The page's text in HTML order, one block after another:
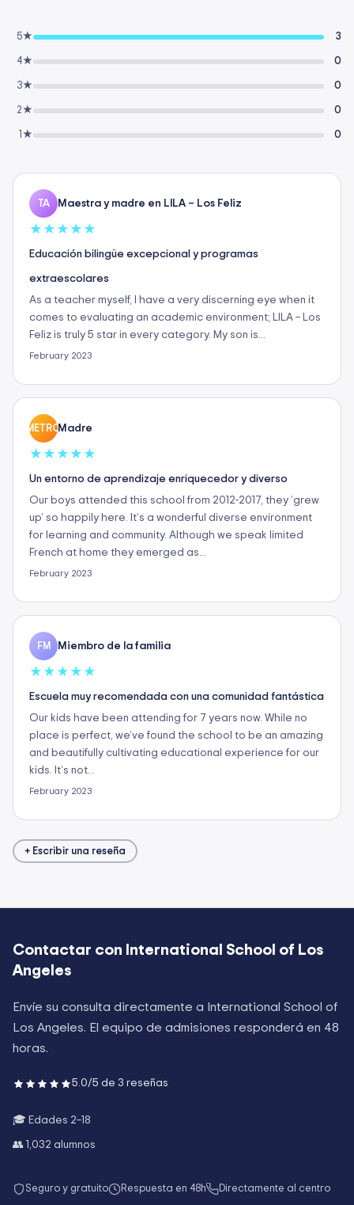
5★ 3
4★ 0
3★ 0
2★ 0
1★ 0
TA Maestra y madre en LILA – Los Feliz
★ ★ ★ ★ ★
Educación bilingüe excepcional y programas
extraescolares
As a teacher myself, I have a very discerning eye when it
comes to evaluating an academic environment; LILA – Los
Feliz is truly 5 star in every category. My son is…
February 2023
METROMadre
★ ★ ★ ★ ★
Un entorno de aprendizaje enriquecedor y diverso
Our boys attended this school from 2012-2017, they ‘grew
up’ so happily here. It’s a wonderful diverse environment
for learning and community. Although we speak limited
French at home they emerged as…
February 2023
FM Miembro de la familia
★ ★ ★ ★ ★
Escuela muy recomendada con una comunidad fantástica
Our kids have been attending for 7 years now. While no
place is perfect, we’ve found the school to be an amazing
and beautifully cultivating educational experience for our
kids. It’s not…
February 2023
+ Escribir una reseña
Contactar con International School of Los
Angeles
Envíe su consulta directamente a International School of
Los Angeles. El equipo de admisiones responderá en 48
horas.
5.0/5 de 3 reseñas
🎓 Edades 2–18
👥 1,032 alumnos
Seguro y gratuito Respuesta en 48h Directamente al centro